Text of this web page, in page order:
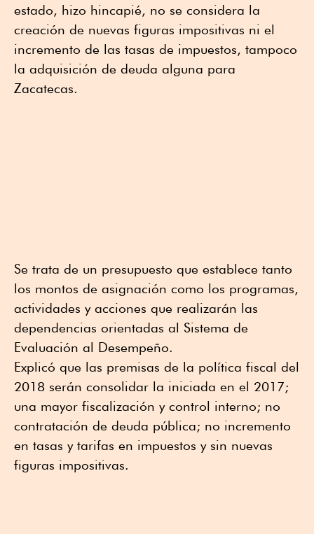
estado, hizo hincapié, no se considera la
creación de nuevas figuras impositivas ni el
incremento de las tasas de impuestos, tampoco
la adquisición de deuda alguna para
Zacatecas.
Se trata de un presupuesto que establece tanto
los montos de asignación como los programas,
actividades y acciones que realizarán las
dependencias orientadas al Sistema de
Evaluación al Desempeño.
Explicó que las premisas de la política fiscal del
2018 serán consolidar la iniciada en el 2017;
una mayor fiscalización y control interno; no
contratación de deuda pública; no incremento
en tasas y tarifas en impuestos y sin nuevas
figuras impositivas.